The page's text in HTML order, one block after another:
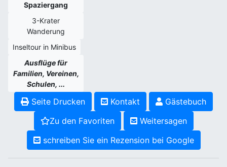
Spaziergang
3-Krater
Wanderung
Inseltour in Minibus
Ausflüge für
Familien, Vereinen,
Schulen, ...
Seite Drucken Kontakt
Gästebuch
Zu den Favoriten
Weitersagen
schreiben Sie ein Rezension bei Google